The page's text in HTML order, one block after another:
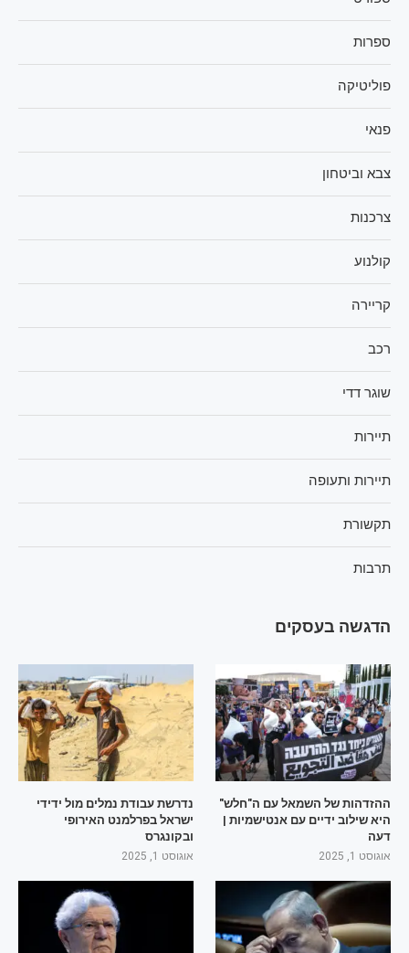
ספרות
פוליטיקה
פנאי
צבא וביטחון
צרכנות
קולנוע
קריירה
רכב
שוגר דדי
תיירות
תיירות ותעופה
תקשורת
תרבות
הדגשה בעסקים
ההזדהות של השמאל עם ה"חלש"
היא שילוב ידיים עם אנטישמיות |
דעה
אוגוסט 1, 2025
נדרשת עבודת נמלים מול ידידי
ישראל בפרלמנט האירופי
ובקונגרס
אוגוסט 1, 2025